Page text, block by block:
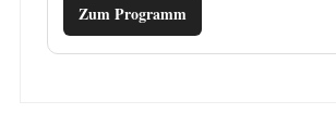
Zum Programm